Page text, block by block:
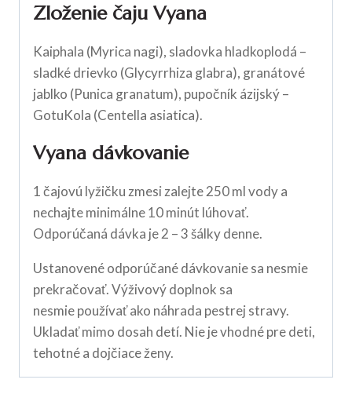
Zloženie čaju Vyana
Kaiphala (Myrica nagi), sladovka hladkoplodá –
sladké drievko (Glycyrrhiza glabra), granátové
jablko (Punica granatum), pupočník ázijský –
GotuKola (Centella asiatica).
Vyana dávkovanie
1 čajovú lyžičku zmesi zalejte 250 ml vody a
nechajte minimálne 10 minút lúhovať.
Odporúčaná dávka je 2 – 3 šálky denne.
Ustanovené odporúčané dávkovanie sa nesmie
prekračovať. Výživový doplnok sa
nesmie používať ako náhrada pestrej stravy.
Ukladať mimo dosah detí. Nie je vhodné pre deti,
tehotné a dojčiace ženy.